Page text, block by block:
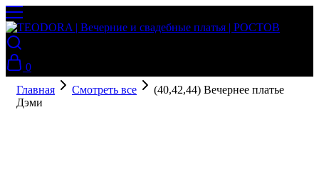
0
Главная
Смотреть все
(40,42,44) Вечернее платье
Дэми